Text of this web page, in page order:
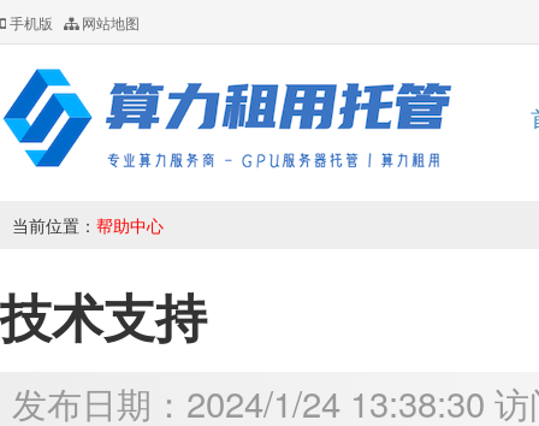
手机版 网站地图
当前位置： 帮助中心
技术支持
发布日期：2024/1/24 13:38:30